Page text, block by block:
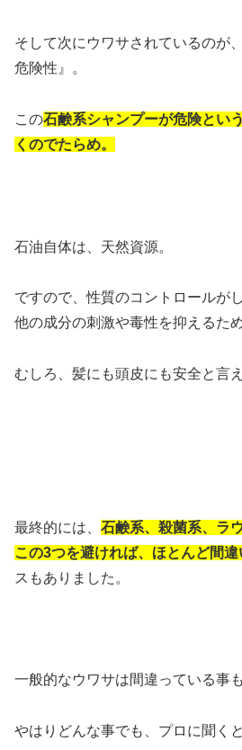
そして次にウワサされているのが
危険性』。
この石鹸系シャンプーが危険とい
くのでたらめ。
石油自体は、天然資源。
ですので、性質のコントロールが
他の成分の刺激や毒性を抑えるた
むしろ、髪にも頭皮にも安全と言
最終的には、 石鹸系、殺菌系、ラ
この3つを避ければ、ほとんど間
スもありました。
一般的なウワサは間違っている事
やはりどんな事でも、プロに聞く